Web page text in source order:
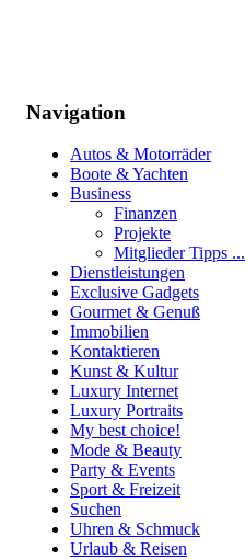
Navigation
Autos & Motorräder
Boote & Yachten
Business
Finanzen
Projekte
Mitglieder Tipps ...
Dienstleistungen
Exclusive Gadgets
Gourmet & Genuß
Immobilien
Kontaktieren
Kunst & Kultur
Luxury Internet
Luxury Portraits
My best choice!
Mode & Beauty
Party & Events
Sport & Freizeit
Suchen
Uhren & Schmuck
Urlaub & Reisen